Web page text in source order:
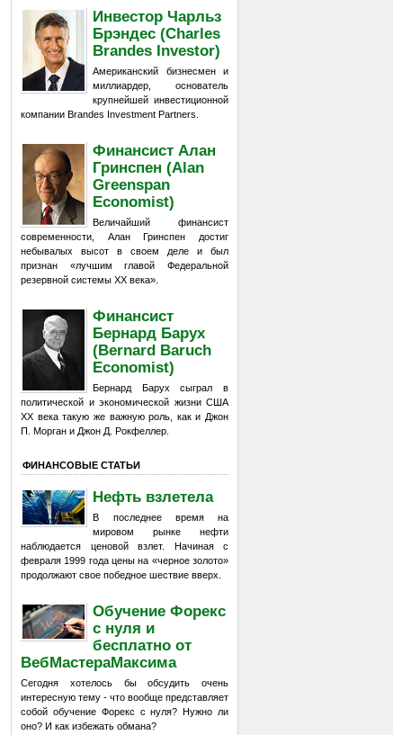
Инвестор Чарльз
Брэндес (Charles
Brandes Investor)
Американский бизнесмен и
миллиардер, основатель
крупнейшей инвестиционной
компании Brandes Investment Partners.
Финансист Алан
Гринспен (Alan
Greenspan
Economist)
Величайший финансист
современности, Алан Гринспен достиг
небывалых высот в своем деле и был
признан «лучшим главой Федеральной
резервной системы XX века».
Финансист
Бернард Барух
(Bernard Baruch
Economist)
Бернард Барух сыграл в
политической и экономической жизни США
XX века такую же важную роль, как и Джон
П. Морган и Джон Д. Рокфеллер.
ФИНАНСОВЫЕ СТАТЬИ
Нефть взлетела
В последнее время на
мировом рынке нефти
наблюдается ценовой взлет. Начиная с
февраля 1999 года цены на «черное золото»
продолжают свое победное шествие вверх.
Обучение Форекс
с нуля и
бесплатно от
ВебМастераМаксима
Сегодня хотелось бы обсудить очень
интересную тему - что вообще представляет
собой обучение Форекс с нуля? Нужно ли
оно? И как избежать обмана?